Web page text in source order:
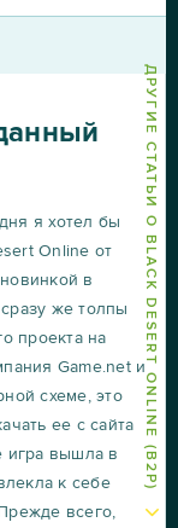
ДРУГИЕ СТАТЬИ О BLACK DESERT ONLINE (B2P)
я хотел бы
Online от
в
же толпы
проекта на
Game.net и
схеме, это
ее с сайта
игра вышла в
к себе
всего,